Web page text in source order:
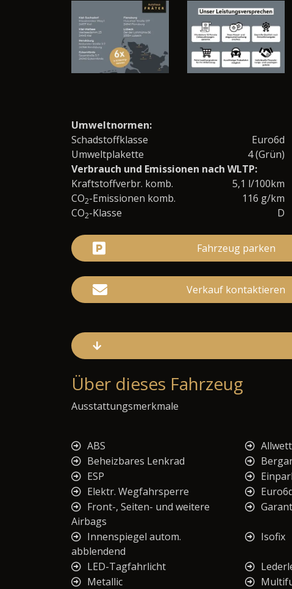
Umweltnormen:
Schadstoffklasse
Euro6d
Umweltplakette
4 (Grün)
Verbrauch und Emissionen nach WLTP:
Kraftstoffverbr. komb.
5,1 l/100km
CO2-Emissionen komb.
116 g/km
CO2-Klasse D
Fahrzeug parken
Verkauf kontaktieren
Über dieses Fahrzeug
Ausstattungsmerkmale
ABS
Beheizbares Lenkrad
ESP
Elektr. Wegfahrsperre
Front-, Seiten- und weitere
Airbags
Innenspiegel autom.
abblendend
Isofix
LED-Tagfahrlicht
Metallic